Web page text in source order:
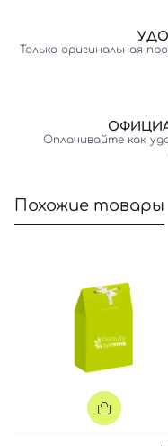
Только оригинальная
Оплачивайте как
Похожие товары
Отправляя форму
принимаете условия
Войти